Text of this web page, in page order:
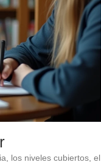
los niveles cubiertos, el